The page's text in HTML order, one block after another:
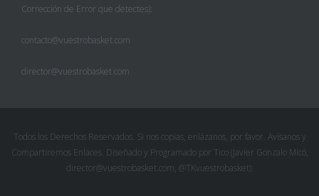
Corrección de Error que detectes):
contacto@vuestrobasket.com
director@vuestrobasket.com
Todos los Derechos Reservados. Si nos copias, enlázanos, por favor. Avísanos y
Compartiremos Enlaces. Diseñado y Programado por Tico (Javier Gonzalo Micó,
director@vuestrobasket.com, @TKvuestrobasket).
Pinterest